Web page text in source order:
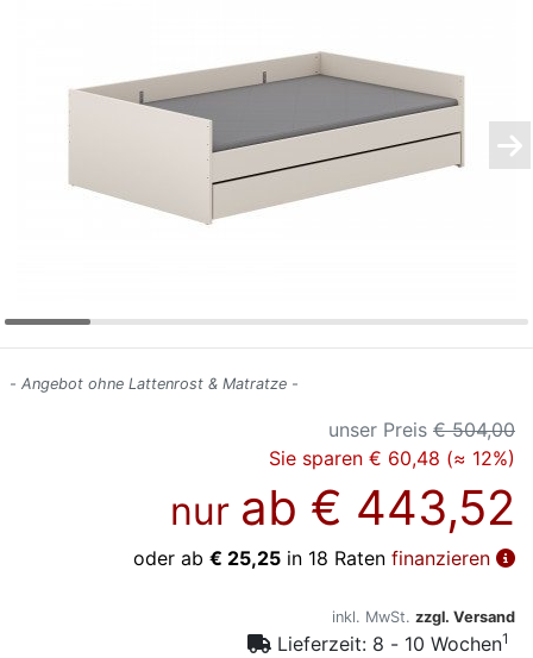
- Angebot ohne Lattenrost & Matratze -
unser Preis € 504,00
Sie sparen € 60,48 (≈ 12%)
nur ab € 443,52
oder ab € 25,25 in 18 Raten finanzieren
inkl. MwSt. zzgl. Versand
Lieferzeit: 8 - 10 Wochen1
Finanzierung